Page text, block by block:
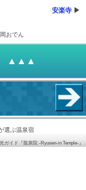
安楽寺
おでん
選ぶ温泉宿
ガイド『龍泉院 -Ryusen-in Temple-』